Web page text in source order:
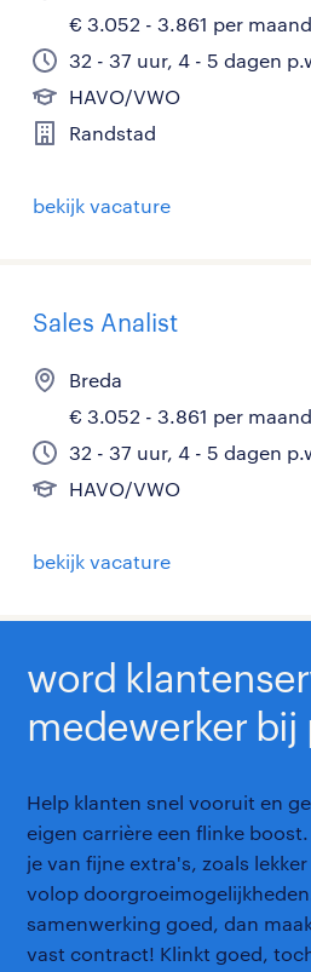
€ 3.052 - 3.861 per maand
32 - 37 uur, 4 - 5 dagen
HAVO/VWO
Randstad
bekijk vacature
Sales Analist
Breda
€ 3.052 - 3.861 per maand
32 - 37 uur, 4 - 5 dagen
HAVO/VWO
bekijk vacature
word
medewerker bij
Help klanten snel vooruit en
eigen carrière een flinke
je van fijne extra's, zoals
volop
samenwerking goed, dan
vast contract! Klinkt goed,